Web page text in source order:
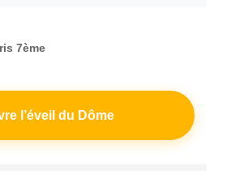
7ème
l’éveil du Dôme